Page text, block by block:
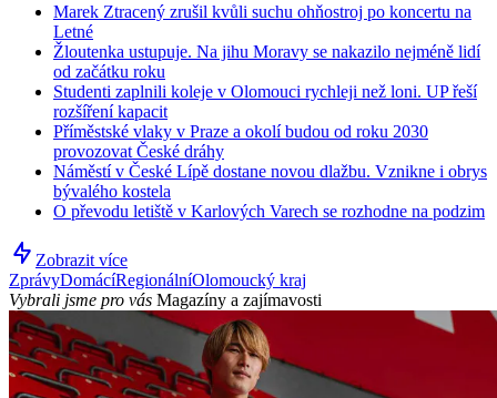
Marek Ztracený zrušil kvůli suchu ohňostroj po koncertu na
Letné
Žloutenka ustupuje. Na jihu Moravy se nakazilo nejméně lidí
od začátku roku
Studenti zaplnili koleje v Olomouci rychleji než loni. UP řeší
rozšíření kapacit
Příměstské vlaky v Praze a okolí budou od roku 2030
provozovat České dráhy
Náměstí v České Lípě dostane novou dlažbu. Vznikne i obrys
bývalého kostela
O převodu letiště v Karlových Varech se rozhodne na podzim
Zobrazit více
ZprávyDomácíRegionálníOlomoucký kraj
Vybrali jsme pro vás Magazíny a zajímavosti